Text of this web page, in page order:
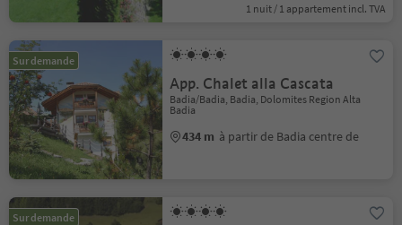
1 nuit / 1 appartement incl. TVA
Sur demande
App. Chalet alla Cascata
Badia/Badia, Badia, Dolomites Region Alta
Badia
434 m à partir de Badia centre de
Sur demande